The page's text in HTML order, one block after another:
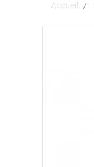
Accueil